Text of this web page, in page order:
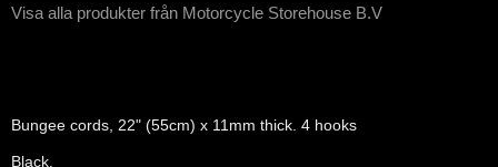
Visa alla produkter från Motorcycle Storehouse B.V
Bungee cords, 22" (55cm) x 11mm thick. 4 hooks
Black.